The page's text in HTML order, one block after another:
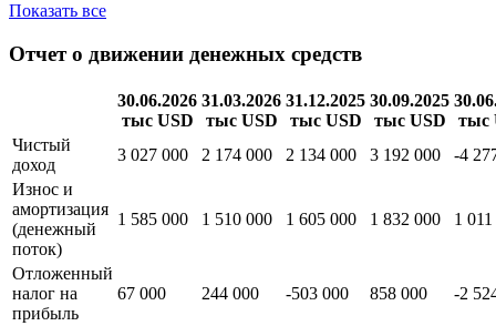
Показать все
Отчет о движении денежных средств
30.06.2026
тыс USD
31.03.2026
тыс USD
31.12.2025
тыс USD
30.09.2025
тыс USD
тыс
Чистый
доход
3 027 000 2 174 000 2 134 000 3 192 000
-4
Износ и
амортизация
(денежный
поток)
1 585 000 1 510 000 1 605 000 1 832 000 1
Отложенный
налог на
прибыль
67 000 244 000 -503 000 858 000 -2